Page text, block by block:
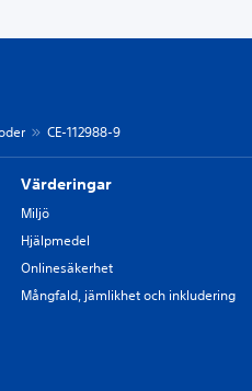
CE-112988-9
Värderingar
Miljö
Hjälpmedel
Onlinesäkerhet
Mångfald, jämlikhet och inkludering